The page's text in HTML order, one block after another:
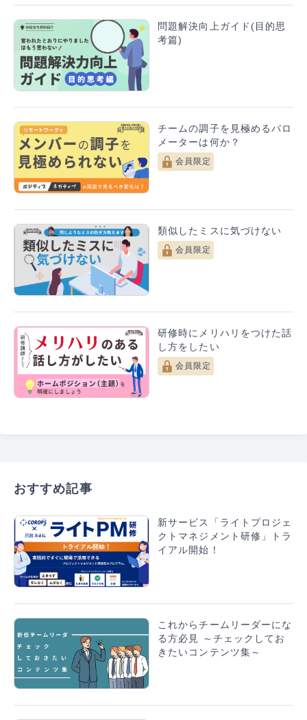
問題解決向上ガイド(目的思
考篇)
チームの調子を見極めるバロ
メーターは何か？
会員限定
類似したミスに気づけない
会員限定
研修時にメリハリをつけた話
し方をしたい
会員限定
おすすめ記事
新サービス「ライトプロジェ
クトマネジメント研修」トラ
イアル開始！
これからチームリーダーにな
る方必見 ～チェックしてお
きたいコンテンツ集～